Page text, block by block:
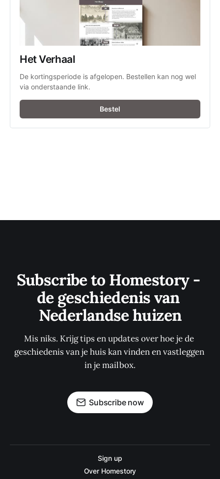
Het Verhaal
De kortingsperiode is afgelopen. Bestellen kan nog wel
via onderstaande link.
Bestel
Subscribe to Homestory -
de geschiedenis van
Nederlandse huizen
Mis niks. Krijg tips en updates over hoe je de
geschiedenis van je huis kan vinden en vastleggen
in je mailbox.
Subscribe now
Sign up
Over Homestory